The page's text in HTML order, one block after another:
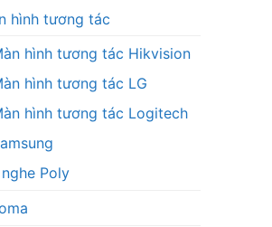
hình tương tác
hình tương tác Hikvision
hình tương tác LG
hình tương tác Logitech
Poly